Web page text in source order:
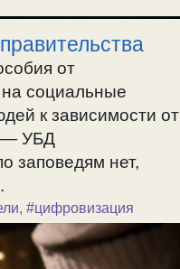
от
на социальные
к зависимости от
— УБД
заповедям нет,
, #цифровизация